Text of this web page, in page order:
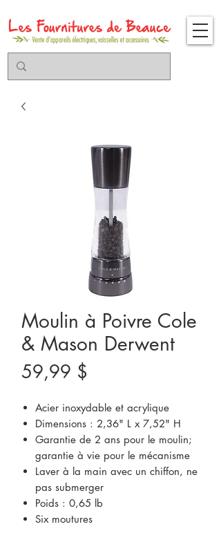
Moulin à Poivre Cole
& Mason Derwent
59,99 $
Acier inoxydable et acrylique
Dimensions : 2,36" L x 7,52" H
Garantie de 2 ans pour le moulin;
garantie à vie pour le mécanisme
Laver à la main avec un chiffon, ne
pas submerger
Poids : 0,65 lb
Six moutures